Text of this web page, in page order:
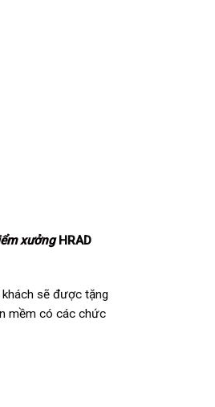
xưởng HRAD
khách sẽ được tặng
mềm có các chức